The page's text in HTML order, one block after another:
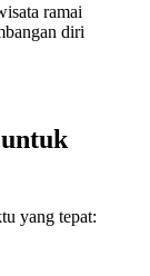
ramai
diri
yang tepat: